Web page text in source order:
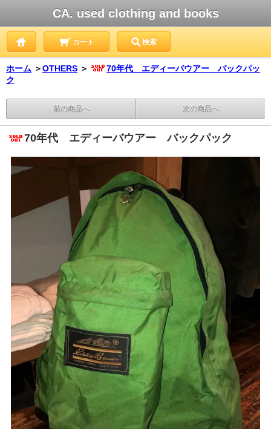
CA. used clothing and books
カート 検索
ホーム ＞OTHERS ＞
70年代 エディーバウアー バックパッ
ク
前の商品へ 次の商品へ
70年代 エディーバウアー バックパック